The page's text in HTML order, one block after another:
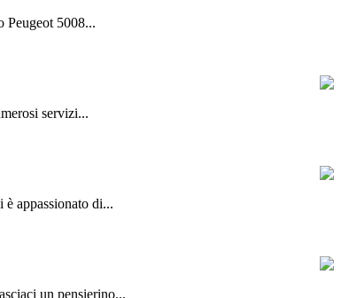
Peugeot 5008...
servizi...
appassionato di...
un pensierino...